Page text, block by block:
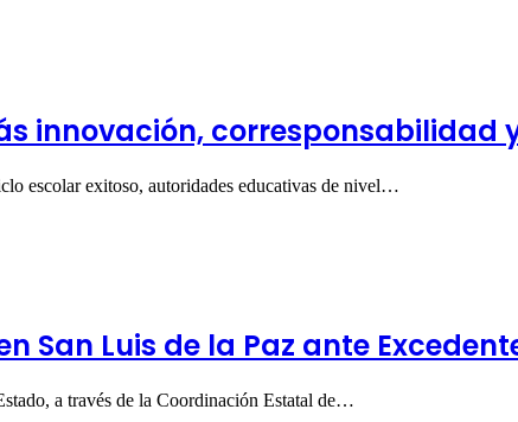
innovación, corresponsabilidad
escolar exitoso, autoridades educativas de nivel…
San Luis de la Paz ante
a través de la Coordinación Estatal de…